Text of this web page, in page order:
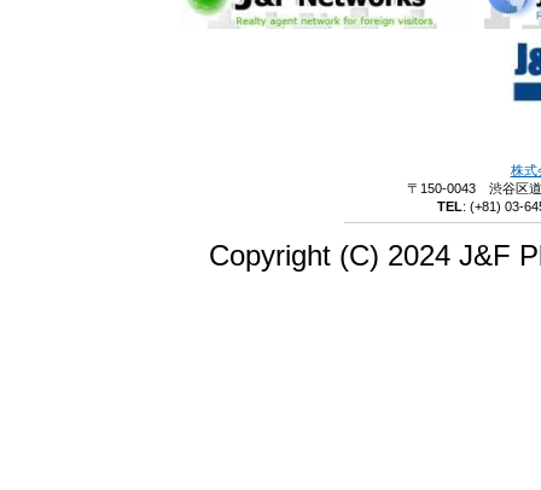
株式
〒150-0043 渋谷区
TEL: (+81) 03-
Copyright (C) 2024 J&F